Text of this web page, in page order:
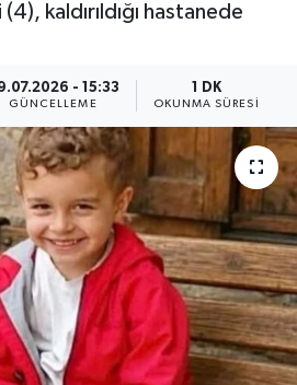
kaldırıldığı hastanede
- 15:33
GÜNCELLEME
1 DK
OKUNMA SÜRESI